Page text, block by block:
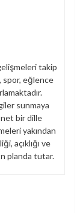
takip
spor, eğlence
sunmaya
net bir dille
yakından
açıklığı ve
planda tutar.